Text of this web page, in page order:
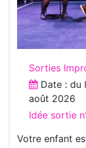
Sorties
Date : du
août 2026
Idée sortie
Votre enfant